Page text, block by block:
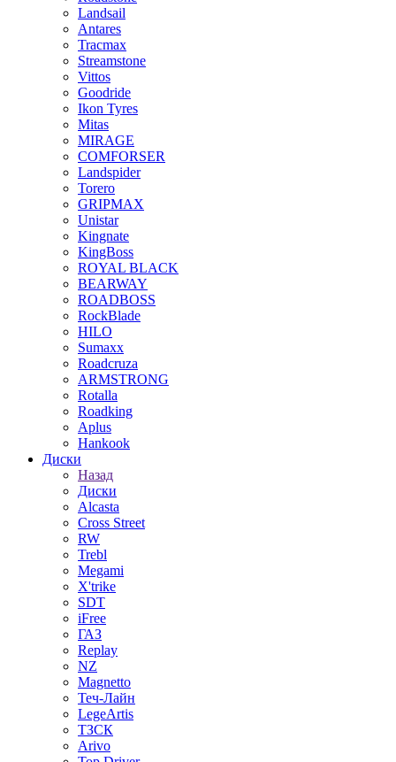
Landsail
Antares
Tracmax
Streamstone
Vittos
Goodride
Ikon Tyres
Mitas
MIRAGE
COMFORSER
Landspider
Torero
GRIPMAX
Unistar
Kingnate
KingBoss
ROYAL BLACK
BEARWAY
ROADBOSS
RockBlade
HILO
Sumaxx
Roadcruza
ARMSTRONG
Rotalla
Roadking
Aplus
Hankook
Диски
Назад
Диски
Alcasta
Cross Street
RW
Trebl
Megami
X'trike
SDT
iFree
ГАЗ
Replay
NZ
Magnetto
Теч-Лайн
LegeArtis
ТЗСК
Arivo